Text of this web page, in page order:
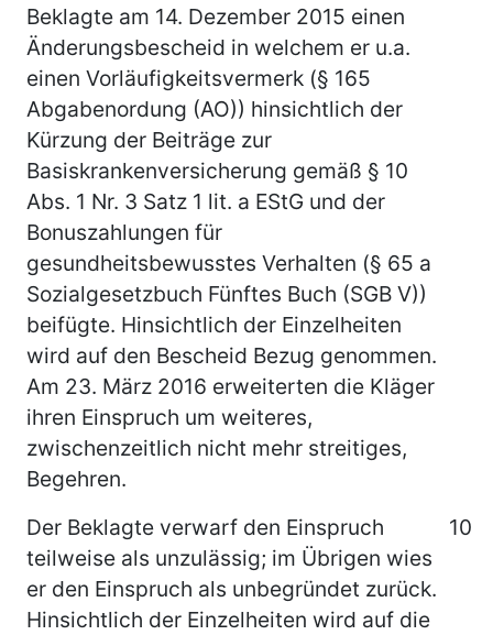
Beklagte am 14. Dezember 2015 einen
Änderungsbescheid in welchem er u.a.
einen Vorläufigkeitsvermerk (§ 165
Abgabenordung (AO)) hinsichtlich der
Kürzung der Beiträge zur
Basiskrankenversicherung gemäß § 10
Abs. 1 Nr. 3 Satz 1 lit. a EStG und der
Bonuszahlungen für
gesundheitsbewusstes Verhalten (§ 65 a
Sozialgesetzbuch Fünftes Buch (SGB V))
beifügte. Hinsichtlich der Einzelheiten
wird auf den Bescheid Bezug genommen.
Am 23. März 2016 erweiterten die Kläger
ihren Einspruch um weiteres,
zwischenzeitlich nicht mehr streitiges,
Begehren.
10
Der Beklagte verwarf den Einspruch
teilweise als unzulässig; im Übrigen wies
er den Einspruch als unbegründet zurück.
Hinsichtlich der Einzelheiten wird auf die